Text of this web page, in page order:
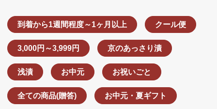
到着から1週間程度～1ヶ月以上 クール便
3,000円～3,999円 京のあっさり漬
浅漬 お中元 お祝いごと
全ての商品(贈答) お中元・夏ギフト